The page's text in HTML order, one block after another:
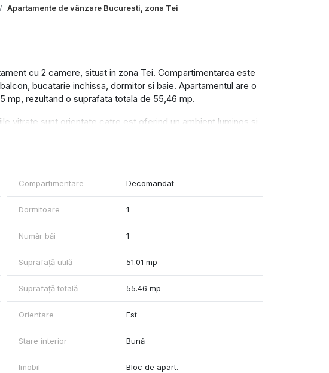
Apartamente de vânzare Bucuresti, zona Tei
cu 2 camere, situat in zona Tei. Compartimentarea este
bucatarie inchissa, dormitor si baie. Apartamentul are o
mp, rezultand o suprafata totala de 55,46 mp.
vitrate sunt orientate catre est oferind un ambient luminos si
la dispozitie.
Compartimentare Decomandat
Dormitoare 1
Număr băi 1
Suprafață utilă 51.01 mp
Suprafață totală 55.46 mp
Orientare Est
Stare interior Bună
Imobil Bloc de apart.